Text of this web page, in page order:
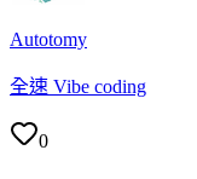
Autotomy
全速 Vibe coding
0